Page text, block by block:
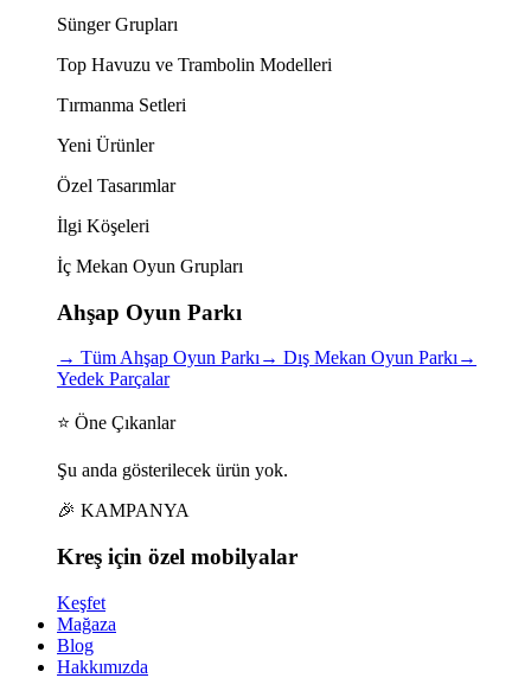
Sünger Grupları
Top Havuzu ve Trambolin Modelleri
Tırmanma Setleri
Yeni Ürünler
Özel Tasarımlar
İlgi Köşeleri
İç Mekan Oyun Grupları
Ahşap Oyun Parkı
→ Tüm Ahşap Oyun Parkı→ Dış Mekan Oyun Parkı→
Yedek Parçalar
⭐ Öne Çıkanlar
Şu anda gösterilecek ürün yok.
🎉 KAMPANYA
Kreş için özel mobilyalar
Keşfet
Mağaza
Blog
Hakkımızda